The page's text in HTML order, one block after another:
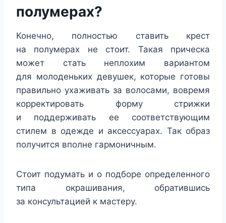
полумерах?
Конечно, полностью ставить крест
на полумерах не стоит. Такая прическа
может стать неплохим вариантом
для молоденьких девушек, которые готовы
правильно ухаживать за волосами, вовремя
корректировать форму стрижки
и поддерживать ее соответствующим
стилем в одежде и аксессуарах. Так образ
получится вполне гармоничным.
Стоит подумать и о подборе определенного
типа окрашивания, обратившись
за консультацией к мастеру.